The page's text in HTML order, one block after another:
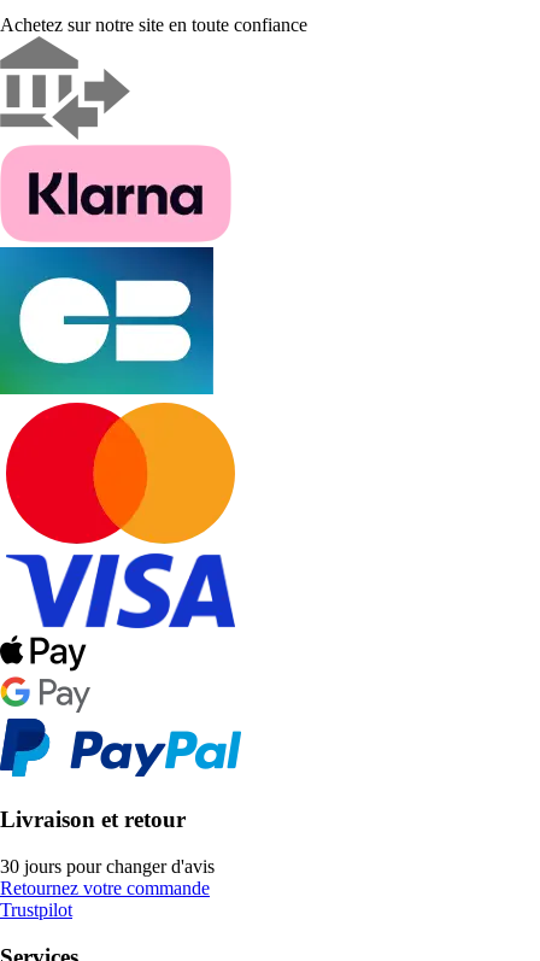
Achetez sur notre site en toute confiance
Livraison et retour
30 jours pour changer d'avis
Retournez votre commande
Trustpilot